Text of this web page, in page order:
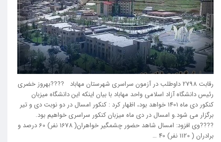
رقابت 2798 داوطلب در آزمون سراسری شهرستان مهاباد ????بهروز خضری
رئیس دانشگاه آزاد اسلامی واحد مهاباد با بیان اینکه این دانشگاه میزبان
کنکور دی ماه 1401 خواهد بود، اظهار کرد : کنکور امسال در دو نوبت دی و تیر
برگزار می شود.و امسال در دی ماه میزبان کنکور سراسری خواهیم بود.
????وی افزود: امسال شاهد حضور چشمگیر خواهران( 1678 نفر) 60 درصد و
برادران ( 1120 نفر) 40 …